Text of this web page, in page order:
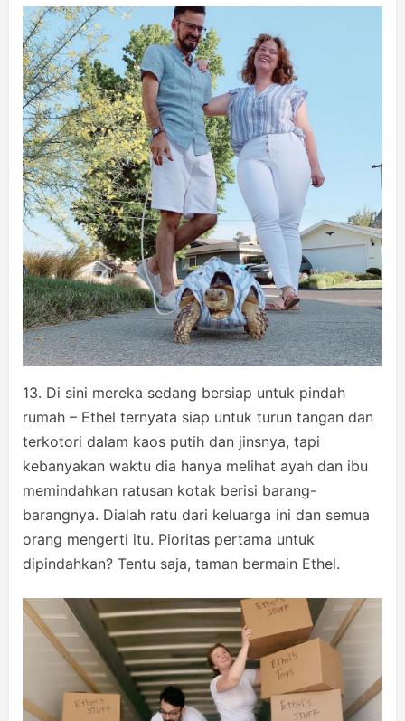
13. Di sini mereka sedang bersiap untuk pindah
rumah – Ethel ternyata siap untuk turun tangan dan
terkotori dalam kaos putih dan jinsnya, tapi
kebanyakan waktu dia hanya melihat ayah dan ibu
memindahkan ratusan kotak berisi barang-
barangnya. Dialah ratu dari keluarga ini dan semua
orang mengerti itu. Pioritas pertama untuk
dipindahkan? Tentu saja, taman bermain Ethel.